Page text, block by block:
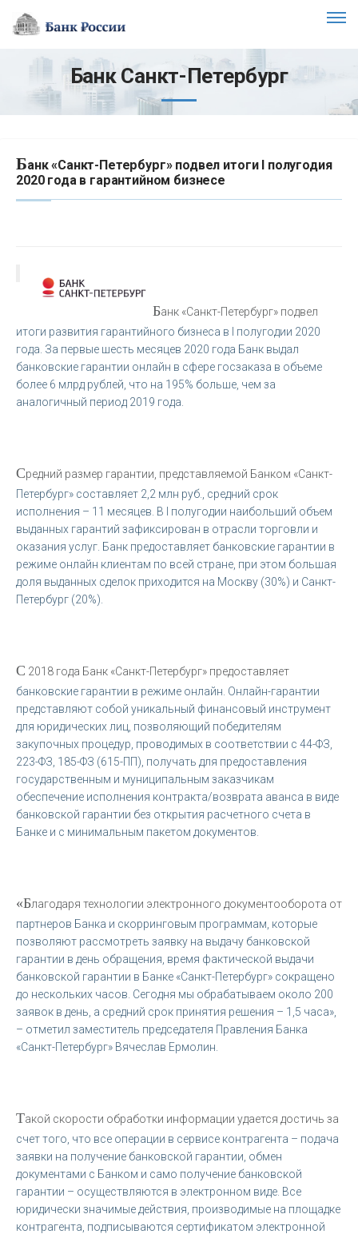
Банк Санкт-Петербург
Банк «Санкт-Петербург» подвел итоги I полугодия
2020 года в гарантийном бизнесе
Банк «Санкт-Петербург» подвел
итоги развития гарантийного бизнеса в I полугодии 2020
года. За первые шесть месяцев 2020 года Банк выдал
банковские гарантии онлайн в сфере госзаказа в объеме
более 6 млрд рублей, что на 195% больше, чем за
аналогичный период 2019 года.
Средний размер гарантии, представляемой Банком «Санкт-
Петербург» составляет 2,2 млн руб., средний срок
исполнения – 11 месяцев. В I полугодии наибольший объем
выданных гарантий зафиксирован в отрасли торговли и
оказания услуг. Банк предоставляет банковские гарантии в
режиме онлайн клиентам по всей стране, при этом большая
доля выданных сделок приходится на Москву (30%) и Санкт-
Петербург (20%).
С 2018 года Банк «Санкт-Петербург» предоставляет
банковские гарантии в режиме онлайн. Онлайн-гарантии
представляют собой уникальный финансовый инструмент
для юридических лиц, позволяющий победителям
закупочных процедур, проводимых в соответствии с 44-ФЗ,
223-ФЗ, 185-ФЗ (615-ПП), получать для предоставления
государственным и муниципальным заказчикам
обеспечение исполнения контракта/возврата аванса в виде
банковской гарантии без открытия расчетного счета в
Банке и с минимальным пакетом документов.
«Благодаря технологии электронного документооборота от
партнеров Банка и скорринговым программам, которые
позволяют рассмотреть заявку на выдачу банковской
гарантии в день обращения, время фактической выдачи
банковской гарантии в Банке «Санкт-Петербург» сокращено
до нескольких часов. Сегодня мы обрабатываем около 200
заявок в день, а средний срок принятия решения – 1,5 часа»,
– отметил заместитель председателя Правления Банка
«Санкт-Петербург» Вячеслав Ермолин.
Такой скорости обработки информации удается достичь за
счет того, что все операции в сервисе контрагента – подача
заявки на получение банковской гарантии, обмен
документами с Банком и само получение банковской
гарантии – осуществляются в электронном виде. Все
юридически значимые действия, производимые на площадке
контрагента, подписываются сертификатом электронной